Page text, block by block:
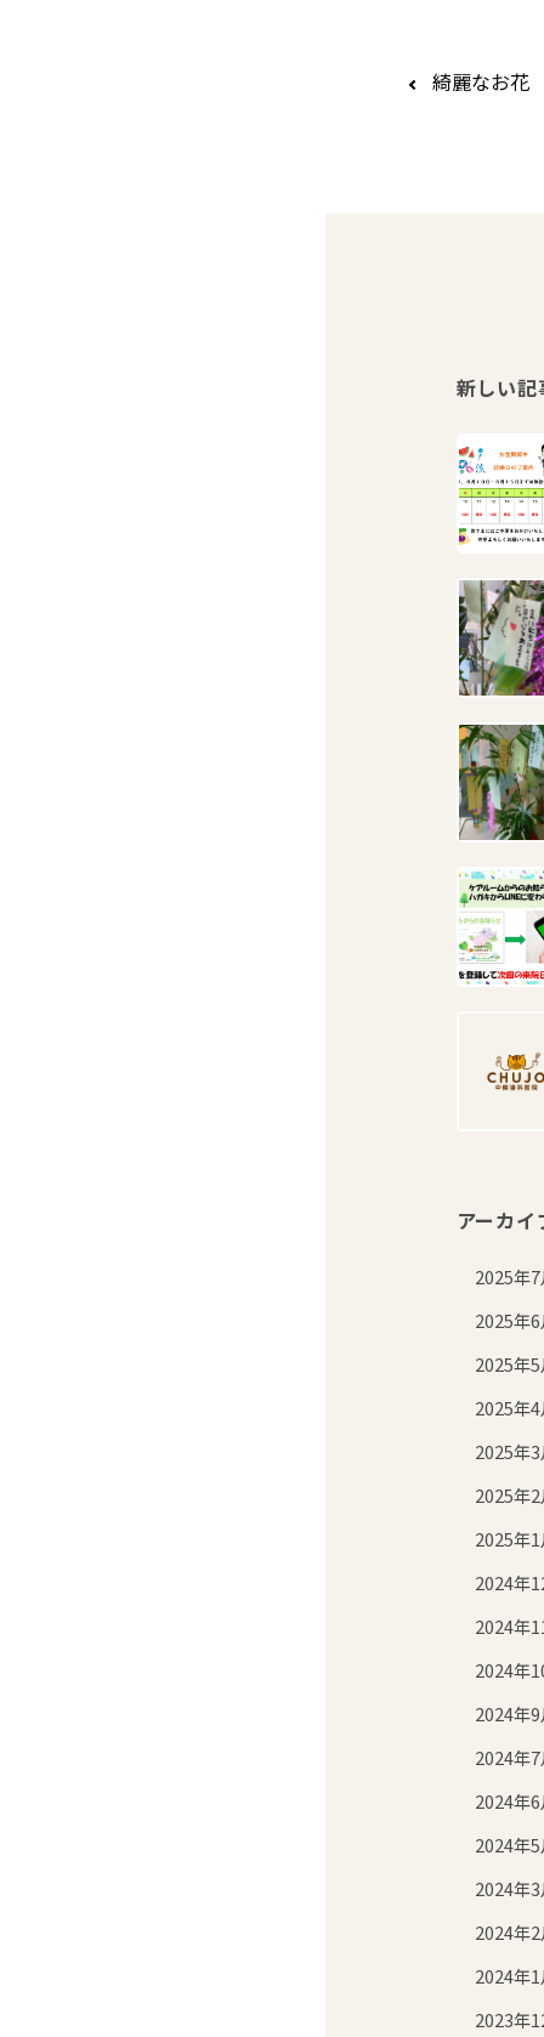
綺麗なお花
新しい記
アーカイ
2025年7
2025年6
2025年5
2025年4
2025年3
2025年2
2025年1
2024年
2024年
2024年
2024年9
2024年7
2024年6
2024年5
2024年3
2024年2
2024年1
2023年